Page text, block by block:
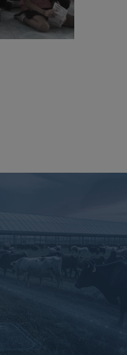
งทอง กลุ่มพัฒนาสุขภา
ตว์จังหวัดอ่างทอง กลุ่